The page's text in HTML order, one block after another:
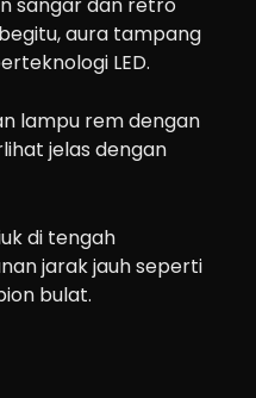
aura tampang
LED.
lampu rem dengan
jelas dengan
di tengah
jarak jauh seperti
bulat.